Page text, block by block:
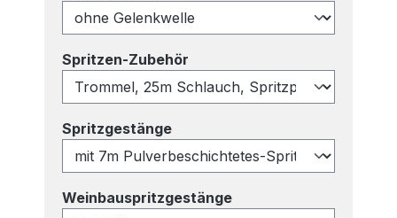
Spritzen-Zubehör
Spritzgestängeauswählen
Weinbauspritzgestängeauswählen